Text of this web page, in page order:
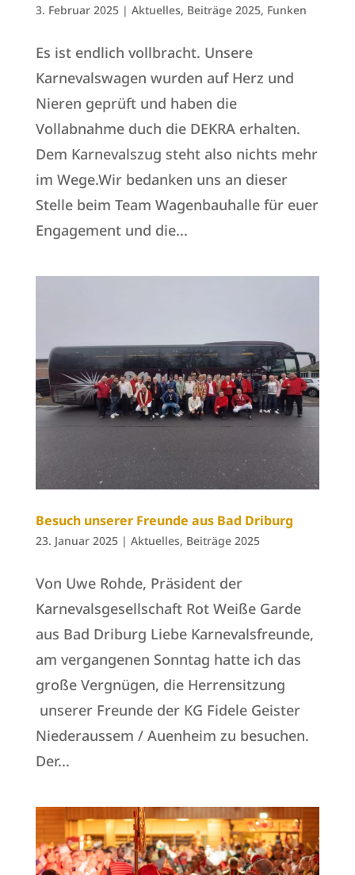
3. Februar 2025| Aktuelles, Beiträge 2025, Funken
Es ist endlich vollbracht. Unsere
Karnevalswagen wurden auf Herz und
Nieren geprüft und haben die
Vollabnahme duch die DEKRA erhalten.
Dem Karnevalszug steht also nichts mehr
im Wege.Wir bedanken uns an dieser
Stelle beim Team Wagenbauhalle für euer
Engagement und die...
Besuch unserer Freunde aus Bad Driburg
23. Januar 2025| Aktuelles, Beiträge 2025
Von Uwe Rohde, Präsident der
Karnevalsgesellschaft Rot Weiße Garde
aus Bad Driburg Liebe Karnevalsfreunde,
am vergangenen Sonntag hatte ich das
große Vergnügen, die Herrensitzung
unserer Freunde der KG Fidele Geister
Niederaussem / Auenheim zu besuchen.
Der...